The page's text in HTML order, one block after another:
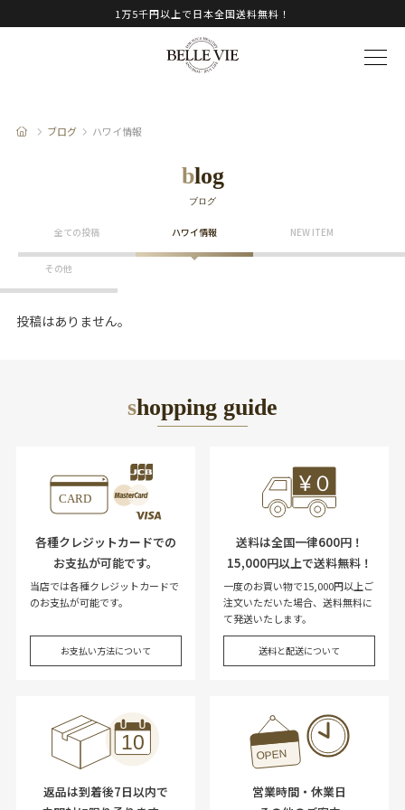
1万5千円以上で日本全国送料無料！
ブログ ハワイ情報
blog
ブログ
全ての投稿 ハワイ情報 NEW ITEM
その他
投稿はありません。
shopping guide
各種クレジットカードでの
お支払が可能です。
当店では各種クレジットカードで
のお支払が可能です。
お支払い方法について
送料は全国一律600円！
15,000円以上で送料無料！
一度のお買い物で15,000円以上ご
注文いただいた場合、送料無料に
て発送いたします。
送料と配送について
返品は到着後7日以内で
営業時間・休業日